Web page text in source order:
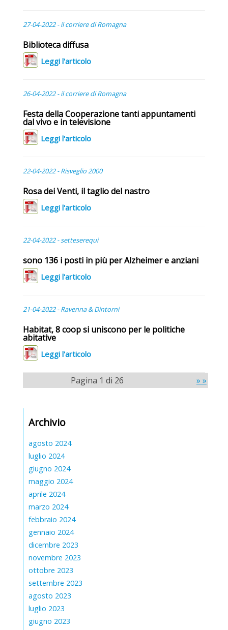
27-04-2022 - il corriere di Romagna
Biblioteca diffusa
Leggi l'articolo
26-04-2022 - il corriere di Romagna
Festa della Cooperazione tanti appuntamenti
dal vivo e in televisione
Leggi l'articolo
22-04-2022 - Risveglio 2000
Rosa dei Venti, il taglio del nastro
Leggi l'articolo
22-04-2022 - setteserequi
sono 136 i posti in più per Alzheimer e anziani
Leggi l'articolo
21-04-2022 - Ravenna & Dintorni
Habitat, 8 coop si uniscono per le politiche
abitative
Leggi l'articolo
Pagina 1 di 26 » »
Archivio
agosto 2024
luglio 2024
giugno 2024
maggio 2024
aprile 2024
marzo 2024
febbraio 2024
gennaio 2024
dicembre 2023
novembre 2023
ottobre 2023
settembre 2023
agosto 2023
luglio 2023
giugno 2023